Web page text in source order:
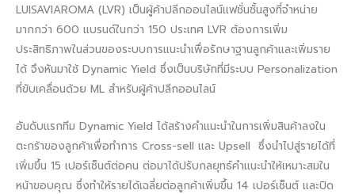
LUISAVIAROMA (LVR) เป็นผู้ค้าปลีกออนไลน์แฟชั่นชั้นสูงที่จำหน่าย
มากกว่า 600 แบรนด์ในกว่า 150 ประเทศ LVR ต้องการเพิ่ม
ประสิทธิภาพในส่วนของระบบการแนะนำเพื่อรักษาฐานลูกค้าและเพิ่มราย
ได้ จึงหันมาใช้ Dynamic Yield ซึ่งเป็นบริษัทที่มีระบบ Personalization
ที่ขับเคลื่อนด้วย ML สำหรับผู้ค้าปลีกออนไลน์
อันดับแรกทีม Dynamic Yield ได้สร้างคำแนะนำในการเพิ่มสินค้าลงใน
ตะกร้าของลูกค้าเพื่อทำการ Cross-sell และ Upsell ซึ่งนำไปสู่รายได้ที่
เพิ่มขึ้น 15 เปอร์เซ็นต์ต่อคน ต่อมาได้ปรับกลยุทธ์คำแนะนำให้เหมาะสมใน
หน้าขอบคุณ ซึ่งทำให้รายได้เฉลี่ยต่อลูกค้าเพิ่มขึ้น 14 เปอร์เซ็นต์ และปิด